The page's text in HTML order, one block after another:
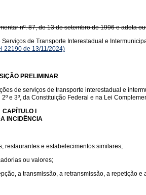
nº. 87, de 13 de setembro de 1996 e adota
de Transporte Interestadual e
22190 de 13/11/2024)
PRELIMINAR
de serviços de transporte interestadual e
e 3º, da Constituição Federal e na Lei
CAPÍTULO I
INCIDÊNCIA
restaurantes e estabelecimentos similares;
ou valores;
a transmissão, a retransmissão, a repetição e